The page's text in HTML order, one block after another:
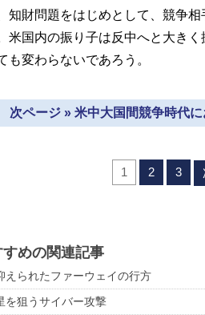
知財問題をはじめとして、競争
米国内の振り子は反中へと大き
も変わらないであろう。
次ページ » 米中大国間競争時代
1 2 3
めの関連記事
えられたファーウェイの行方
を狙うサイバー攻撃